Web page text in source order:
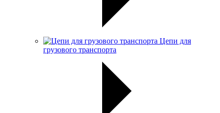
Цепи для
грузового транспорта